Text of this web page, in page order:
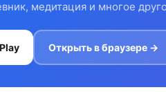
медитация и многое
Открыть в браузере →